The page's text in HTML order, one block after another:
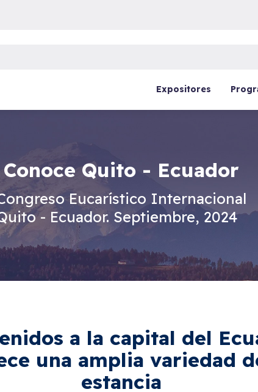
Expositores
Conoce Quito - Ecuador
Eucarístico Internacional
- Ecuador. Septiembre, 2024
a la capital del
una amplia variedad
estancia